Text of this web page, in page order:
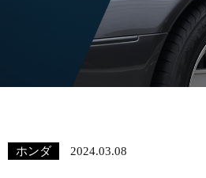
ホンダ 2024.03.08